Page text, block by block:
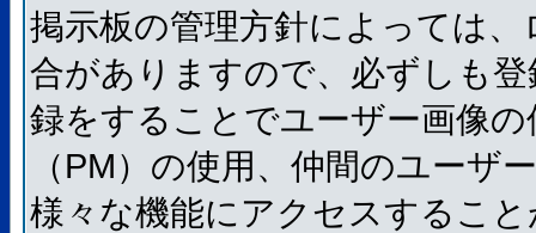
掲示板の管理方針によっては
合がありますので、必ずしも
録をすることでユーザー画像
（PM）の使用、仲間のユーザ
様々な機能にアクセスするこ